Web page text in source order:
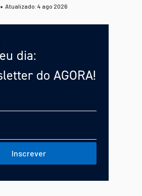
• Atualizado: 4 ago 2026
dia:
do AGORA!
Inscrever